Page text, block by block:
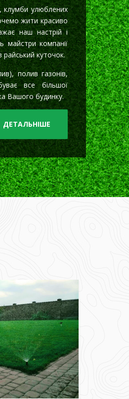
клумби улюблених
жити красиво
наш настрій і
майстри компанії
куточок.
полив газонів,
все більшої
Вашого будинку.
ДЕТАЛЬНІШЕ